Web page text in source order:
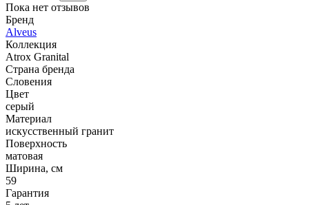
Пока нет отзывов
Бренд
Alveus
Коллекция
Atrox Granital
Страна бренда
Словения
Цвет
серый
Материал
искусственный гранит
Поверхность
матовая
Ширина, см
59
Гарантия